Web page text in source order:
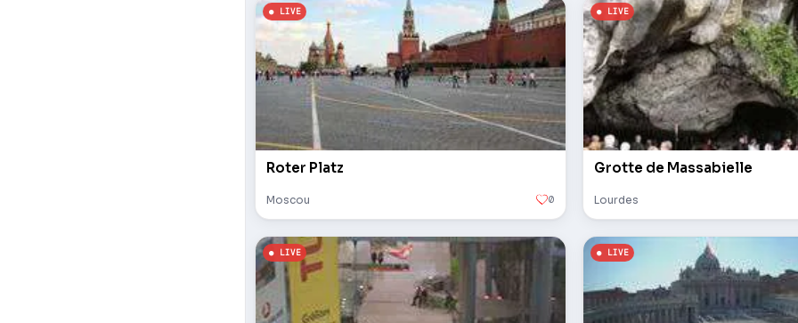
Roter Platz
Moscou 0
Grotte de Massabielle
Lourdes